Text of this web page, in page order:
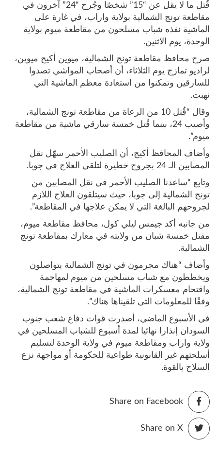
قُتل ما لا يقل عن “15” شخصًا وجُرح “24” آخرون في
مقاطعة تونج الشمالية بولاية واراب، في غارة على
الماشية نفذه شباب مسلحون من مقاطعة ميوم بولاية
الوحدة، يوم الاثنين.
صرح محافظ مقاطعة تونج الشمالية، ميوين أكيج ميوين،
لراديو تمازج يوم الثلاثاء، أن أصحاب المواشي تصدوا
للسارقين وتمكنوا من استعادة معظم الماشية التي
نهبت.
وقال “قُتل 10 من الرعاة من مقاطعة تونج الشمالية،
وأصيب 24، بينما قُتل خمسة سارقي ماشية من مقاطعة
ميوم”.
وأضاف المحافظ أكيج، أن الصليب الأحمر سهّل نقل
المصابين الـ 24 بجروح خطيرة لتلقي العلاج في جوبا.
وتابع “ساعدنا الصليب الأحمر في نقل المصابين من
تونج الشمالية إلى جوبا، حيث سيتلقون العلاج اللازم
لجروحهم البالغة التي لا يمكن علاجها في المقاطعة”.
من جانبه أكد جيمس ليلي كول، محافظ مقاطعة ميوم،
مقتل خمسة شبان من ولايته في معارك بمقاطعة تونج
الشمالية.
وأضاف “هناك مجرمون في تونج الشمالية يتواصلون
ويخططون مع شباب مسلحين من ميوم لمهاجمة
واقتحام معسكرات الماشية في مقاطعة تونج الشمالية،
وفقًا للمعلومات التي تلقيناها هناك”.
في الأسبوع الماضي، أصدرت قوات دفاع شعب جنوب
السودان إنذارا نهائيا لمدة أسبوع للشباب المسلحين في
ولاية واراب ومقاطعة ميوم في ولاية الوحدة لتسليم
أسلحتهم غير القانونية طواعية للحكومة أو مواجهة نزع
السلاح بالقوة.
Share on Facebook
Share on X